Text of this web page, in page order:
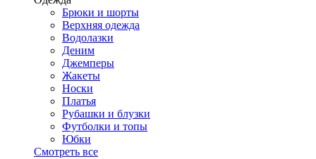
Брюки и шорты
Верхняя одежда
Водолазки
Деним
Джемперы
Жакеты
Носки
Платья
Рубашки и блузки
Футболки и топы
Юбки
Смотреть все